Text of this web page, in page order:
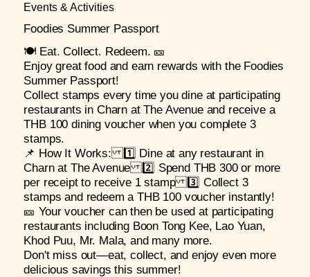
Events & Activities
Foodies Summer Passport
🍽️ Eat. Collect. Redeem. 🎫
Enjoy great food and earn rewards with the Foodies
Summer Passport!
Collect stamps every time you dine at participating
restaurants in Charn at The Avenue and receive a
THB 100 dining voucher when you complete 3
stamps.
📌 How It Works: 1️⃣ Dine at any restaurant in
Charn at The Avenue 2️⃣ Spend THB 300 or more
per receipt to receive 1 stamp 3️⃣ Collect 3
stamps and redeem a THB 100 voucher instantly!
🎫 Your voucher can then be used at participating
restaurants including Boon Tong Kee, Lao Yuan,
Khod Puu, Mr. Mala, and many more.
Don't miss out—eat, collect, and enjoy even more
delicious savings this summer!